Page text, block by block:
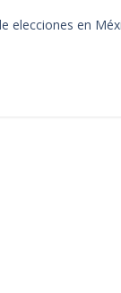
elecciones en